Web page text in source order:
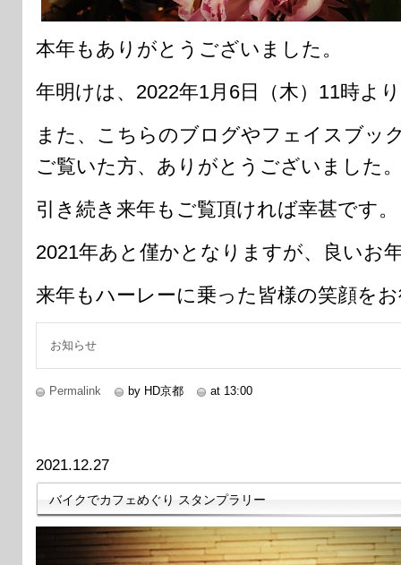
本年もありがとうございました。
年明けは、2022年1月6日（木）11時よ
また、こちらのブログやフェイスブッ
ご覧いた方、ありがとうございました
引き続き来年もご覧頂ければ幸甚です。
2021年あと僅かとなりますが、良いお
来年もハーレーに乗った皆様の笑顔を
お知らせ
Permalink by HD京都 at 13:00
2021.12.27
バイクでカフェめぐり スタンプラリー